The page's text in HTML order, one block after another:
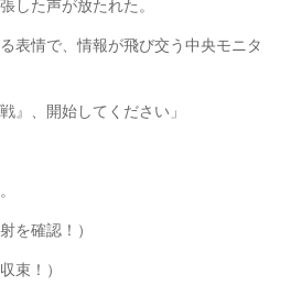
した声が放たれた。
表情で、情報が飛び交う中央モニタ
』、開始してください」
を確認！）
束！）